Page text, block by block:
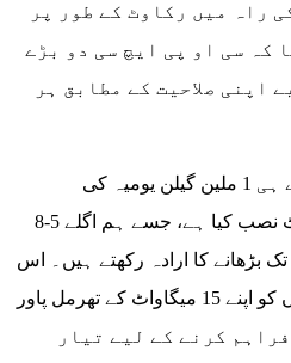
راہ میں رکاوٹ کے طور پر
کہ سی او پی ایچ سی دو بڑے
اپنی صلاحیت کے مطابق ہر
صلاحیت کا ڈی سیلینیشن پلانٹ نصب کیا ہے، جسے ہم اگلے 5-8
یومیہ تک بڑھانے کا ارادہ رکھتے ہیں۔ اس
کے علاوہ، ہم گوادر کے مکینوں کو اپنے 15 میگاواٹ کے تھرمل پاور
بجلی فراہم کرنے کے لیے تیار